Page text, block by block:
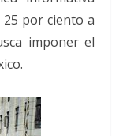
por ciento a
imponer el